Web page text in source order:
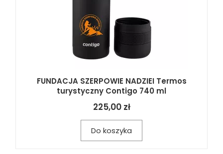
FUNDACJA SZERPOWIE NADZIEI Termos
turystyczny Contigo 740 ml
225,00 zł
Do koszyka